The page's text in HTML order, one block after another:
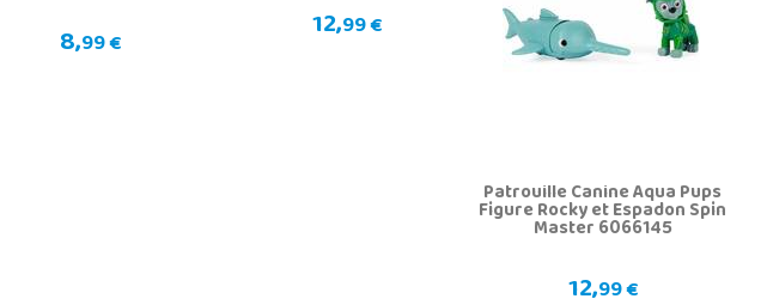
8,99 € 12,99 €
Patrouille Canine Aqua Pups
Figure Rocky et Espadon Spin
Master 6066145
12,99 €